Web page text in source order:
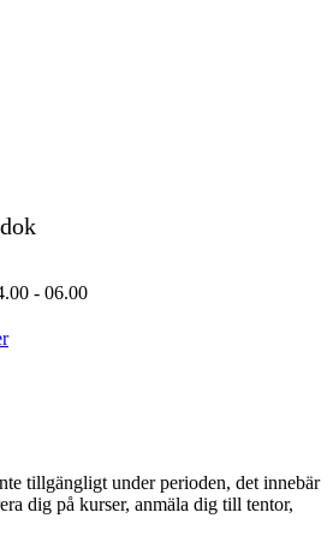
- 06.00
tillgängligt under perioden, det innebär
dig på kurser, anmäla dig till tentor,